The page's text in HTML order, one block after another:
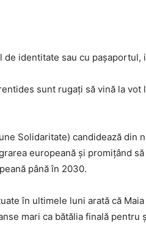
de identitate sau cu
sunt rugați să vină la
Solidaritate) candidează din
europeană și promițând
până în 2030.
în ultimele luni arată că
mari ca bătălia finală pentru